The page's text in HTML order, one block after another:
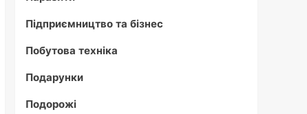
Підприємництво та бізнес
Побутова техніка
Подарунки
Подорожі